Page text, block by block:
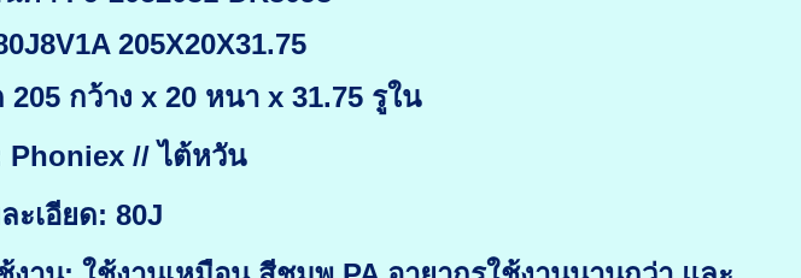
205X20X31.75
205 กว้าง x 20 หนา x 31.75 รูใน
Phoniex // ไต้หวัน
ะเอียด: 80J